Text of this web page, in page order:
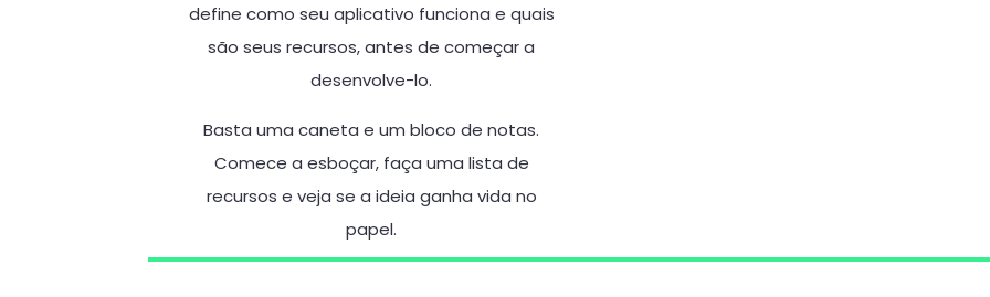
define como seu aplicativo funciona e quais
são seus recursos, antes de começar a
desenvolve-lo.
Basta uma caneta e um bloco de notas.
Comece a esboçar, faça uma lista de
recursos e veja se a ideia ganha vida no
papel.